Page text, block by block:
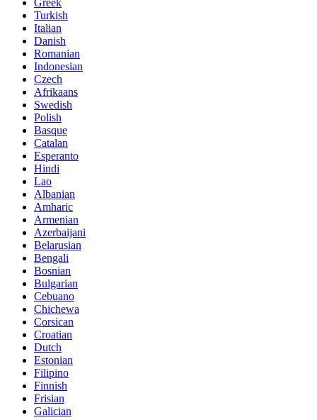
Turkish
Italian
Danish
Romanian
Indonesian
Czech
Afrikaans
Swedish
Polish
Basque
Catalan
Esperanto
Hindi
Lao
Albanian
Amharic
Armenian
Azerbaijani
Belarusian
Bengali
Bosnian
Bulgarian
Cebuano
Chichewa
Corsican
Croatian
Dutch
Estonian
Filipino
Finnish
Frisian
Galician